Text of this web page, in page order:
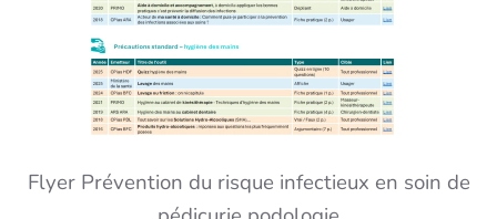
Flyer Prévention du risque infectieux en soin de